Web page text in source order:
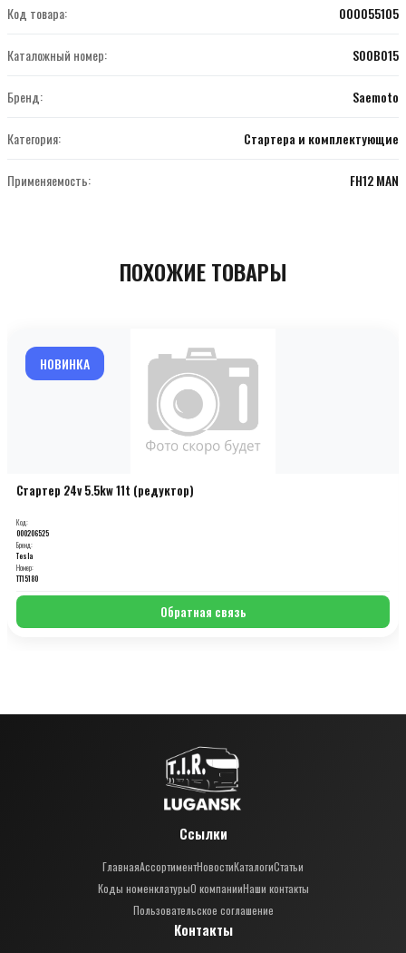
Код товара: 000055105
Каталожный номер: S00B015
Бренд: Saemoto
Категория: Стартера и комплектующие
Применяемость: FH12 MAN
ПОХОЖИЕ ТОВАРЫ
НОВИНКА
Стартер 24v 5.5kw 11t (редуктор)
Код:
000206525
Бренд:
Tesla
Номер:
TT15180
Обратная связь
Ссылки
ГлавнаяАссортиментНовостиКаталогиСтатьи
Коды номенклатурыО компанииНаши контакты
Пользовательское соглашение
Контакты